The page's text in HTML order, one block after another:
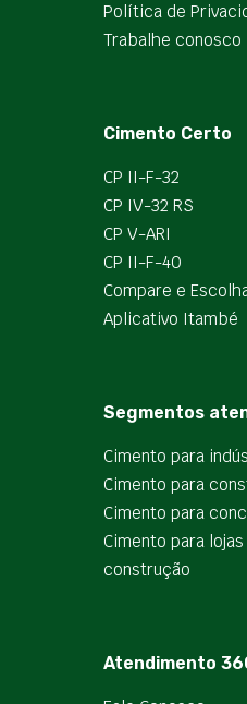
Política de
Trabalhe conosco
Cimento Certo
CP II-F-32
CP IV-32 RS
CP V-ARI
CP II-F-40
Compare e
Aplicativo Itambé
Segmentos
Cimento para
Cimento para
Cimento para
Cimento para
construção
Atendimento